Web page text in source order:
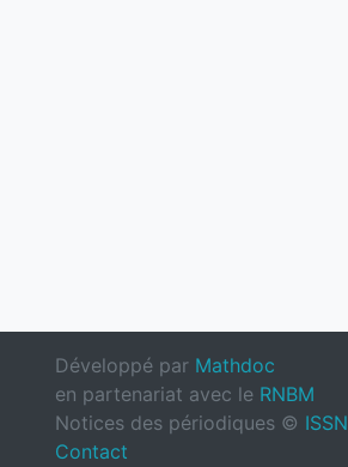
Développé par Mathdoc
en partenariat avec le RNBM
Notices des périodiques © ISSN
Contact